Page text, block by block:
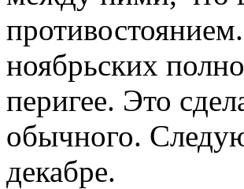
ноябрьских
перигее. Это
обычного.
декабре.